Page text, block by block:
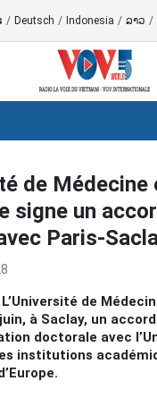
/ Deutsch / Indonesia / ລາວ /
de Médecine
signe un
Paris-
L’Université de
à Saclay, un
doctorale avec
institutions